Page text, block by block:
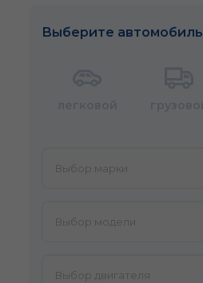
Выберите автомобиль